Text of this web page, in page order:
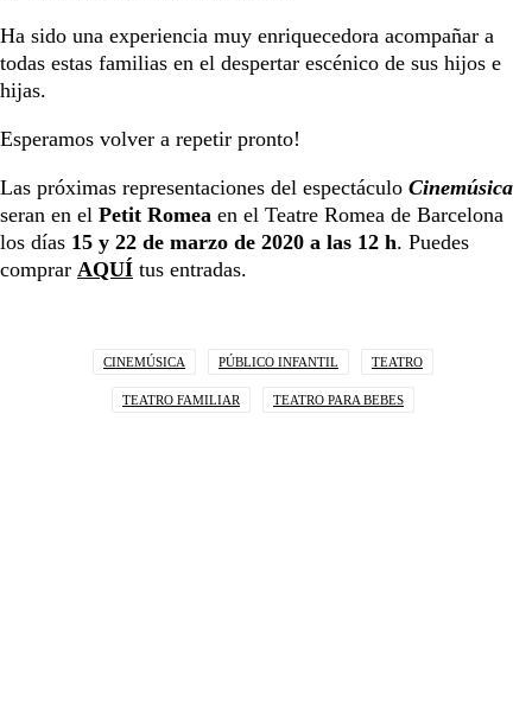
Ha sido una experiencia muy enriquecedora acompañar a
todas estas familias en el despertar escénico de sus hijos e
hijas.
Esperamos volver a repetir pronto!
Las próximas representaciones del espectáculo Cinemúsica
seran en el Petit Romea en el Teatre Romea de Barcelona
los días 15 y 22 de marzo de 2020 a las 12 h. Puedes
comprar AQUÍ tus entradas.
CINEMÚSICA PÚBLICO INFANTIL TEATRO
TEATRO FAMILIAR TEATRO PARA BEBES